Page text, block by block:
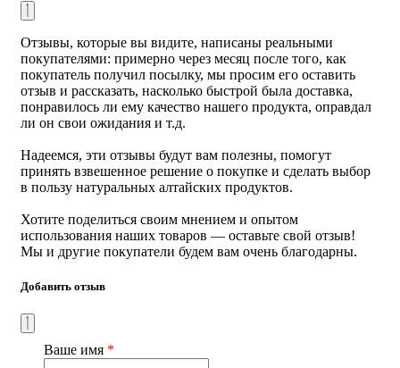
за 20 минут до еды или во время приема пищи.
Допускается естественный осадок. Перед употреблением
взболтать.
Продолжительность приема – 1 месяц. При
необходимости прием можно повторить.
Приятные органолептические свойства масла позволяют
применять его для приготовления горячих блюд, заправки
салатов и т.д. без определенной дозировки, удачно
маслами.
Возможно использование в качестве косметического
средства.
При дерматологических заболеваниях или травмах кожи
масло рекомендуется наносить на поврежденные участки
кожи 2 раза в день - утром и вечером (через 10 минут
после нанесения остатки масла следует удалить с
помощью бумажной салфетки).
Отзывы, которые вы видите, написаны реальными
покупателями: примерно через месяц после того, как
покупатель получил посылку, мы просим его оставить
отзыв и рассказать, насколько быстрой была доставка,
понравилось ли ему качество нашего продукта, оправдал
ли он свои ожидания и т.д.
Надеемся, эти отзывы будут вам полезны, помогут
принять взвешенное решение о покупке и сделать выбор
в пользу натуральных алтайских продуктов.
Хотите поделиться своим мнением и опытом
использования наших товаров — оставьте свой отзыв!
Мы и другие покупатели будем вам очень благодарны.
Добавить отзыв
Ваше имя *